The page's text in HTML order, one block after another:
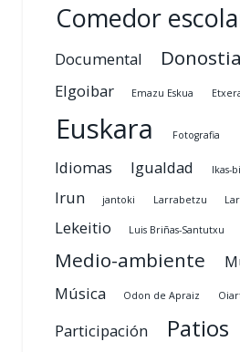
Comedor
Documental Donostia
Elgoibar Emazu Eskua
Euskara Fotografia
Idiomas Igualdad Ikas-bi
Irun
jantoki Larrabetzu
Lekeitio Luis Briñas-Santutxu
Medio-ambiente
Música
Odon de Apraiz
Participación Patios